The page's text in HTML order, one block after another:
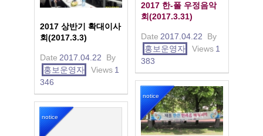
2017 한-폴 우정음악
회(2017.3.31)
Date 2017.04.22
By
홍보운영자
Views 1
383
2017 상반기 확대이사
회(2017.3.3)
Date 2017.04.22
By
홍보운영자
Views 1
346
notice
notice